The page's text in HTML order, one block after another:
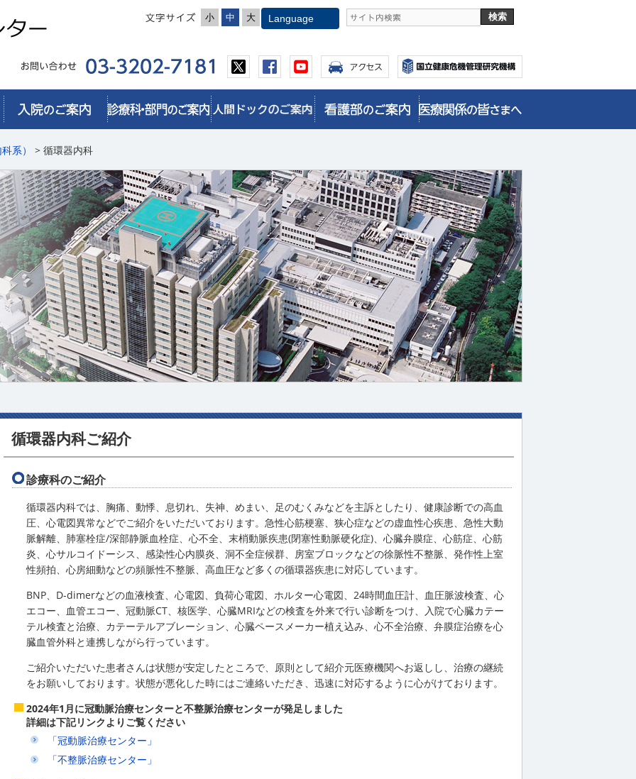
小 中 大
系） > 循環器内科
循環器内科ご紹介
診療科のご紹介
循環器内科では、胸痛、動悸、息切れ、失神、めまい、足のむくみなどを主訴としたり、健康診断での高血
圧、心電図異常などでご紹介をいただいております。急性心筋梗塞、狭心症などの虚血性心疾患、急性大動
脈解離、肺塞栓症/深部静脈血栓症、心不全、末梢動脈疾患(閉塞性動脈硬化症)、心臓弁膜症、心筋症、心筋
炎、心サルコイドーシス、感染性心内膜炎、洞不全症候群、房室ブロックなどの徐脈性不整脈、発作性上室
性頻拍、心房細動などの頻脈性不整脈、高血圧など多くの循環器疾患に対応しています。
BNP、D-dimerなどの血液検査、心電図、負荷心電図、ホルター心電図、24時間血圧計、血圧脈波検査、心
エコー、血管エコー、冠動脈CT、核医学、心臓MRIなどの検査を外来で行い診断をつけ、入院で心臓カテー
テル検査と治療、カテーテルアブレーション、心臓ペースメーカー植え込み、心不全治療、弁膜症治療を心
臓血管外科と連携しながら行っています。
ご紹介いただいた患者さんは状態が安定したところで、原則として紹介元医療機関へお返しし、治療の継続
をお願いしております。状態が悪化した時にはご連絡いただき、迅速に対応するように心がけております。
2024年1月に冠動脈治療センターと不整脈治療センターが発足しました
詳細は下記リンクよりご覧ください
「冠動脈治療センター」
「不整脈治療センター」